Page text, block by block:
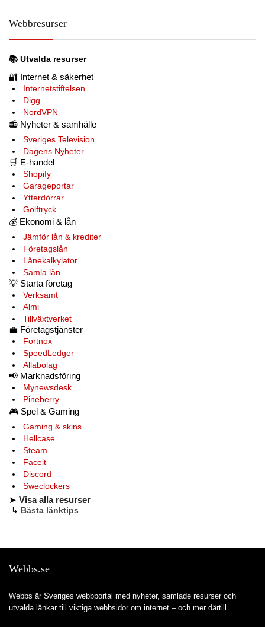
Webbresurser
📚 Utvalda resurser
🔐 Internet & säkerhet
Internetstiftelsen
Digg
NordVPN
📻 Nyheter & samhälle
Sveriges Television
Dagens Nyheter
🛒 E-handel
Shopify
Garageportar
Ytterdörrar
Golftryck
💰 Ekonomi & lån
Jämför lån & krediter
Företagslån
Lånekalkylator
Samla lån
💡 Starta företag
Verksamt
Almi
Tillväxtverket
💼 Företagstjänster
Fortnox
SpeedLedger
Allabolag
📢 Marknadsföring
Mynewsdesk
Pineberry
🎮 Spel & Gaming
Gaming & skins
Hellcase
Steam
Faceit
Discord
Sweclockers
➤ Visa alla resurser
↳ Bästa länktips
Webbs.se
Webbs är Sveriges webbportal med nyheter, samlade resurser och
utvalda länkar till viktiga webbsidor om internet – och mer därtill.